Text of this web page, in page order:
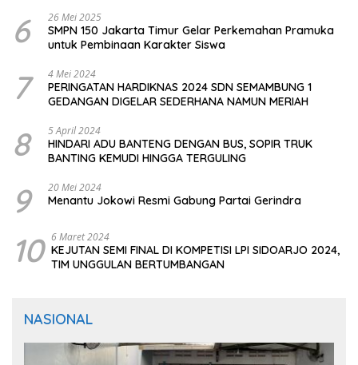
6 26 Mei 2025
SMPN 150 Jakarta Timur Gelar Perkemahan Pramuka
untuk Pembinaan Karakter Siswa
7 4 Mei 2024
PERINGATAN HARDIKNAS 2024 SDN SEMAMBUNG 1
GEDANGAN DIGELAR SEDERHANA NAMUN MERIAH
8 5 April 2024
HINDARI ADU BANTENG DENGAN BUS, SOPIR TRUK
BANTING KEMUDI HINGGA TERGULING
9 20 Mei 2024
Menantu Jokowi Resmi Gabung Partai Gerindra
10 6 Maret 2024
KEJUTAN SEMI FINAL DI KOMPETISI LPI SIDOARJO 2024,
TIM UNGGULAN BERTUMBANGAN
NASIONAL